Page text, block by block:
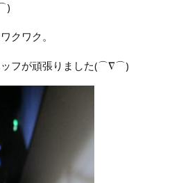
クワク。
ッフが頑張りました(⌒∇⌒)